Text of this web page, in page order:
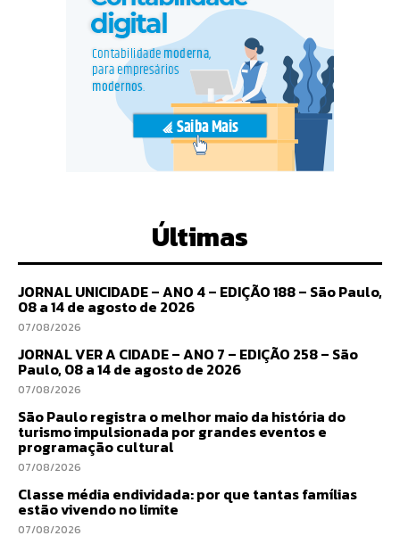
Últimas
JORNAL UNICIDADE – ANO 4 – EDIÇÃO 188 – São Paulo,
08 a 14 de agosto de 2026
07/08/2026
JORNAL VER A CIDADE – ANO 7 – EDIÇÃO 258 – São
Paulo, 08 a 14 de agosto de 2026
07/08/2026
São Paulo registra o melhor maio da história do
turismo impulsionada por grandes eventos e
programação cultural
07/08/2026
Classe média endividada: por que tantas famílias
estão vivendo no limite
07/08/2026